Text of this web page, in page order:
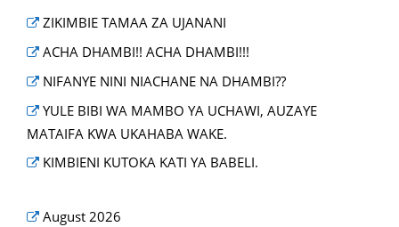
ZIKIMBIE TAMAA ZA UJANANI
ACHA DHAMBI!! ACHA DHAMBI!!!
NIFANYE NINI NIACHANE NA DHAMBI??
YULE BIBI WA MAMBO YA UCHAWI, AUZAYE
MATAIFA KWA UKAHABA WAKE.
KIMBIENI KUTOKA KATI YA BABELI.
August 2026